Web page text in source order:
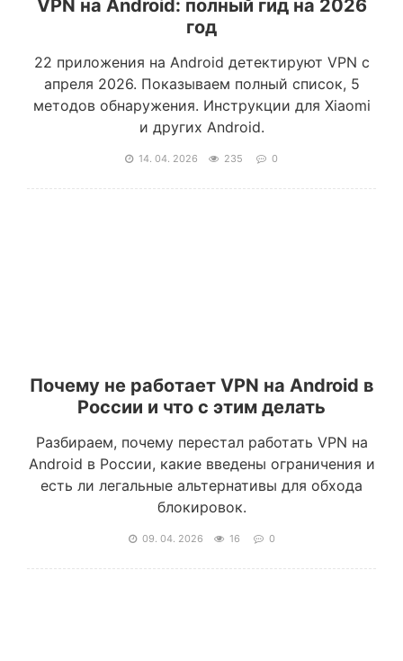
VPN на Android: полный гид на 2026
год
22 приложения на Android детектируют VPN с
апреля 2026. Показываем полный список, 5
методов обнаружения. Инструкции для Xiaomi
и других Android.
14. 04. 2026 235 0
Почему не работает VPN на Android в
России и что с этим делать
Разбираем, почему перестал работать VPN на
Android в России, какие введены ограничения и
есть ли легальные альтернативы для обхода
блокировок.
09. 04. 2026 16 0